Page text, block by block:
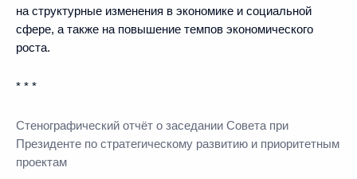
на структурные изменения в экономике и социальной
сфере, а также на повышение темпов экономического
роста.
* * *
Стенографический отчёт о заседании Совета при
Президенте по стратегическому развитию и приоритетным
проектам